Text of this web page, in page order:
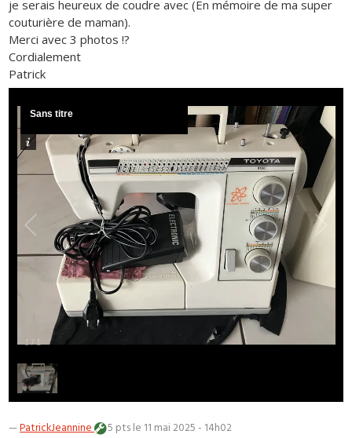
je serais heureux de coudre avec (En mémoire de ma super
couturière de maman).
Merci avec 3 photos !?
Cordialement
Patrick
1 / 1
Sans titre
—PatrickJeannine 5 ptsle 11 mai 2025 - 14h02